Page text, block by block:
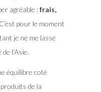
agréable :frais,
pour le moment
je ne me lasse
l’Asie.
équilibre coté
de la